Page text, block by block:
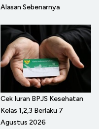
Alasan Sebenarnya
Cek Iuran BPJS Kesehatan
Kelas 1,2,3 Berlaku 7
Agustus 2026